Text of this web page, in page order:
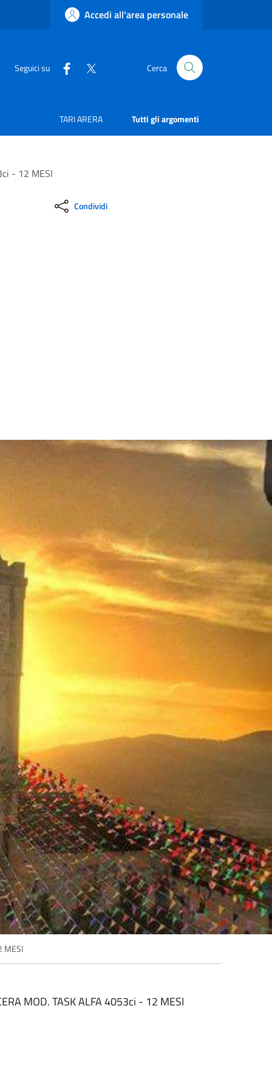
Accedi all'area personale
Seguici su Cerca
TARI ARERA Tutti gli argomenti
- 12 MESI
Condividi
MESI
MOD. TASK ALFA 4053ci - 12 MESI